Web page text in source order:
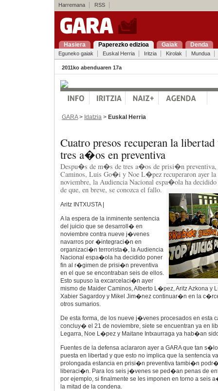
Harremana RSS
Hasiera Paperezko edizioa Gaiak Denda
Eguneko gaiak Euskal Herria Iritzia Kirolak Mundua
2011ko abenduaren 17a
GARA> Idatzia > Euskal Herria
Cuatro presos recuperan la
tres a�os en preventiva
Despu�s de m�s de tres a�os de prisi�n
Caminos, Luis Go�i y Noe L�pez recuperaron ayer la
noviembre, la Audiencia Nacional espa�ola ha decidido
de que, en breve, se conozca el fallo.
Aritz INTXUSTA |
A la espera de la inminente sentencia
del juicio que se desarroll� en
noviembre contra nueve j�venes
navarros por �integraci�n en
organizaci�n terrorista�, la Audiencia
Nacional espa�ola ha decidido poner
fin al r�gimen de prisi�n preventiva
en el que se encontraban seis de ellos.
Esto supuso la excarcelaci�n ayer
mismo de Maider Caminos, Alberto L�pez, Aritz Azkona y
Xabier Sagardoy y Mikel Jim�nez continuar�n en la
otros sumarios.
De esta forma, de los nueve j�venes procesados en esta
concluy� el 21 de noviembre, siete se encuentran ya en
Legarra, Noe L�pez y Maitane Intxaurraga ya hab�an
Fuentes de la defensa aclararon ayer a GARA que tan
puesta en libertad y que esto no implica que la sentencia
prolongada estancia en prisi�n preventiva tambi�n
liberaci�n. Para los seis j�venes se ped�an penas de
por ejemplo, si finalmente se les imponen en torno a seis
la mitad de la condena.